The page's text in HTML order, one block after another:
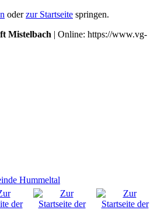
oderzur Startseite springen.
Mistelbach | Online: https://www.vg-